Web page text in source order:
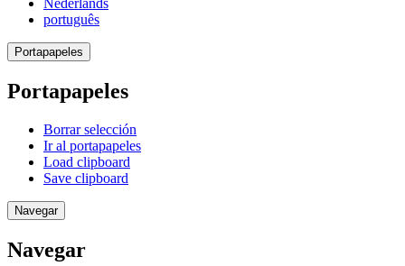
Nederlands
português
Portapapeles
Portapapeles
Borrar selección
Ir al portapapeles
Load clipboard
Save clipboard
Navegar
Navegar